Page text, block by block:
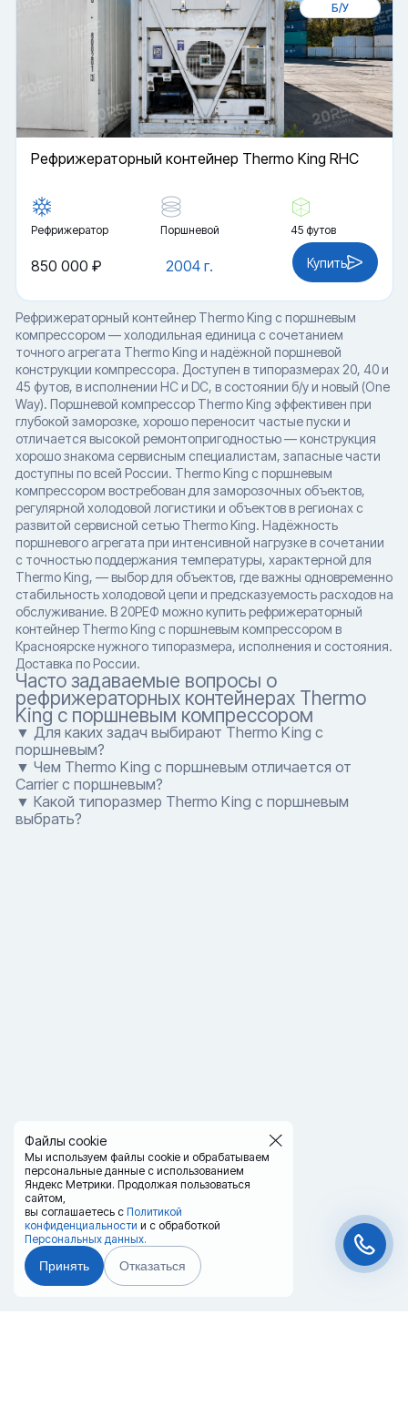
Файлы cookie
Мы используем файлы cookie и обрабатываем
персональные данные с использованием
Яндекс Метрики. Продолжая пользоваться
сайтом,
вы соглашаетесь с Политикой
конфиденциальности и с обработкой
Персональных данных.
Принять Отказаться
Б/У
Рефрижераторный контейнер Thermo King RHC
Рефрижератор Поршневой 45 футов
2004 г.
850 000 ₽ Купить
Рефрижераторный контейнер Thermo King с поршневым
компрессором — холодильная единица с сочетанием
точного агрегата Thermo King и надёжной поршневой
конструкции компрессора. Доступен в типоразмерах 20, 40 и
45 футов, в исполнении HC и DC, в состоянии б/у и новый (One
Way). Поршневой компрессор Thermo King эффективен при
глубокой заморозке, хорошо переносит частые пуски и
отличается высокой ремонтопригодностью — конструкция
хорошо знакома сервисным специалистам, запасные части
доступны по всей России. Thermo King с поршневым
компрессором востребован для заморозочных объектов,
регулярной холодовой логистики и объектов в регионах с
развитой сервисной сетью Thermo King. Надёжность
поршневого агрегата при интенсивной нагрузке в сочетании
с точностью поддержания температуры, характерной для
Thermo King, — выбор для объектов, где важны одновременно
стабильность холодовой цепи и предсказуемость расходов на
обслуживание. В 20РЕФ можно купить рефрижераторный
контейнер Thermo King с поршневым компрессором в
Красноярске нужного типоразмера, исполнения и состояния.
Доставка по России.
Часто задаваемые вопросы о
рефрижераторных контейнерах Thermo
King с поршневым компрессором
▼ Для каких задач выбирают Thermo King с
поршневым?
▼ Чем Thermo King с поршневым отличается от
Carrier с поршневым?
▼ Какой типоразмер Thermo King с поршневым
выбрать?